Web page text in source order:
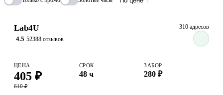
тканей
Lab4U
4.5 52388 отзывов
310 адресов
ЦЕНА
405 ₽
610 ₽
СРОК
48 ч
ЗАБОР
280 ₽